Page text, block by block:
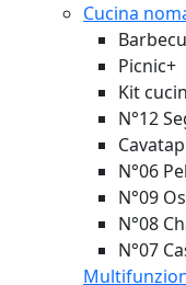
Cucina
Picnic+
Kit
N°12
N°06
N°09
N°08
N°07